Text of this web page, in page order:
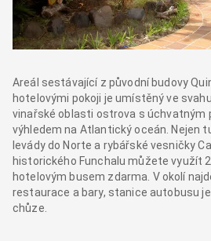
Areál sestávající z původní budovy
hotelovými pokoji je umístěný ve
vinařské oblasti ostrova s úchvatným
výhledem na Atlantický oceán. Nejen
levády do Norte a rybářské vesničky
historického Funchalu můžete využít
hotelovým busem zdarma. V okolí
restaurace a bary, stanice autobusu
chůze.